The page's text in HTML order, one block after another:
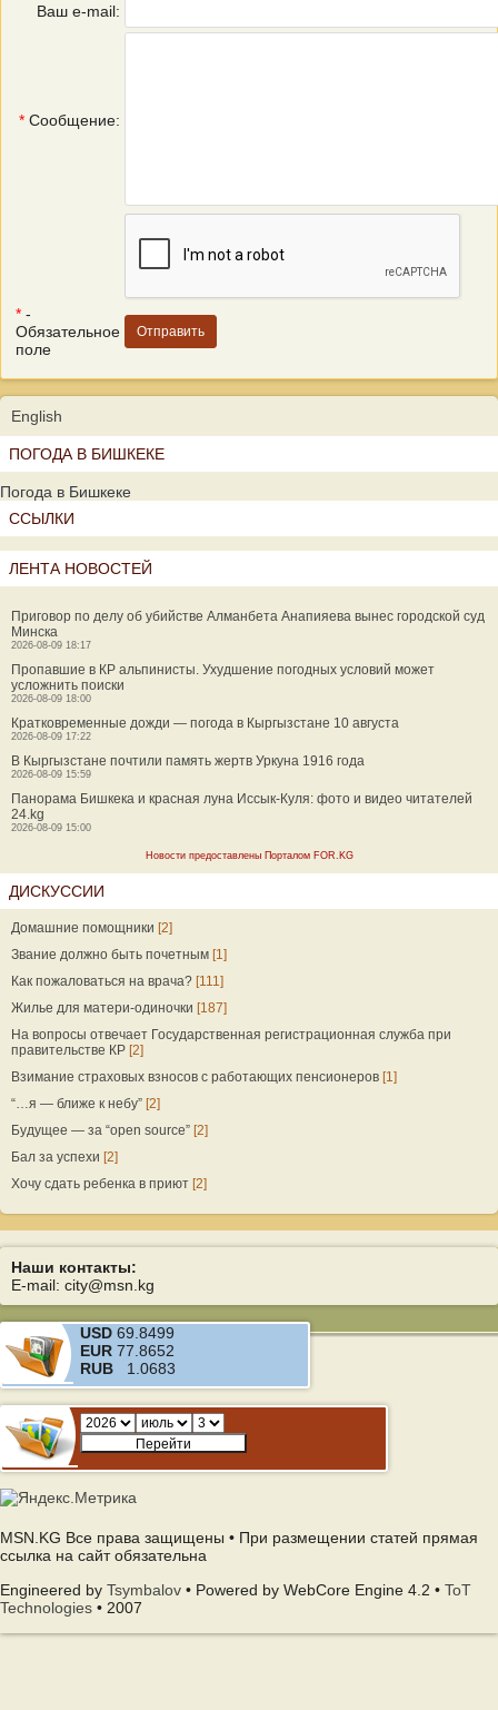
Ваш e-mail:
* Сообщение:
* -
Обязательное
поле
English
ПОГОДА В БИШКЕКЕ
Погода в Бишкеке
ССЫЛКИ
ЛЕНТА НОВОСТЕЙ
Приговор по делу об убийстве Алманбета Анапияева вынес городской суд
Минска
2026-08-09 18:17
Пропавшие в КР альпинисты. Ухудшение погодных условий может
усложнить поиски
2026-08-09 18:00
Кратковременные дожди — погода в Кыргызстане 10 августа
2026-08-09 17:22
В Кыргызстане почтили память жертв Уркуна 1916 года
2026-08-09 15:59
Панорама Бишкека и красная луна Иссык-Куля: фото и видео читателей
24.kg
2026-08-09 15:00
Новости предоставлены Порталом FOR.KG
ДИСКУССИИ
Домашние помощники [2]
Звание должно быть почетным [1]
Как пожаловаться на врача? [111]
Жилье для матери-одиночки [187]
На вопросы отвечает Государственная регистрационная служба при
правительстве КР [2]
Взимание страховых взносов с работающих пенсионеров [1]
“…я — ближе к небу” [2]
Будущее — за “open source” [2]
Бал за успехи [2]
Хочу сдать ребенка в приют [2]
Наши контакты:
E-mail: city@msn.kg
USD 69.8499
EUR 77.8652
RUB 1.0683
MSN.KG Все права защищены • При размещении статей прямая
ссылка на сайт обязательна
Engineered by Tsymbalov • Powered by WebCore Engine 4.2 • ToT
Technologies • 2007